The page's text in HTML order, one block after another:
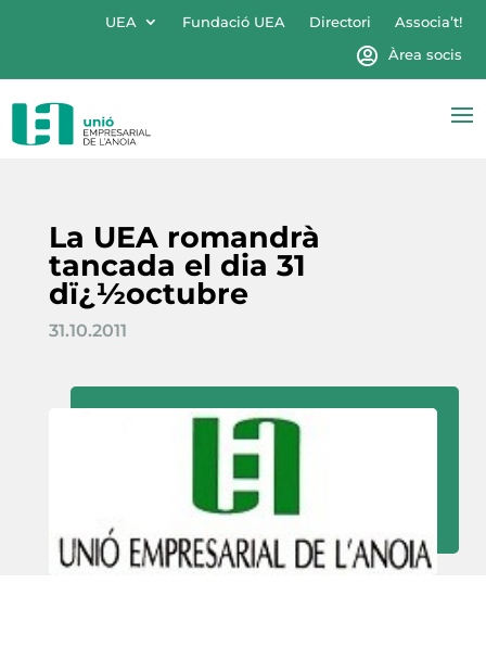
UEA Fundació UEA Directori
Associa’t!
Àrea socis
La UEA romandrà
tancada el dia 31
dï¿½octubre
31.10.2011